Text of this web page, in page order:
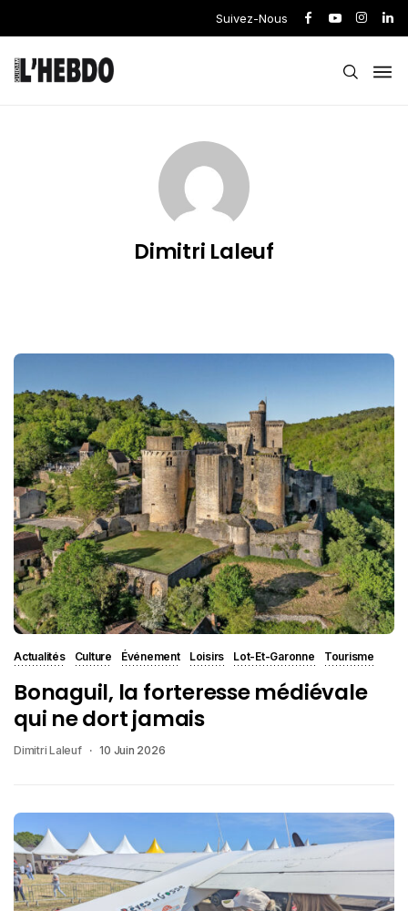
Suivez-Nous
Dimitri Laleuf
Actualités Culture Événement Loisirs Lot-Et-Garonne Tourisme
Bonaguil, la forteresse médiévale
qui ne dort jamais
Dimitri Laleuf 10 Juin 2026